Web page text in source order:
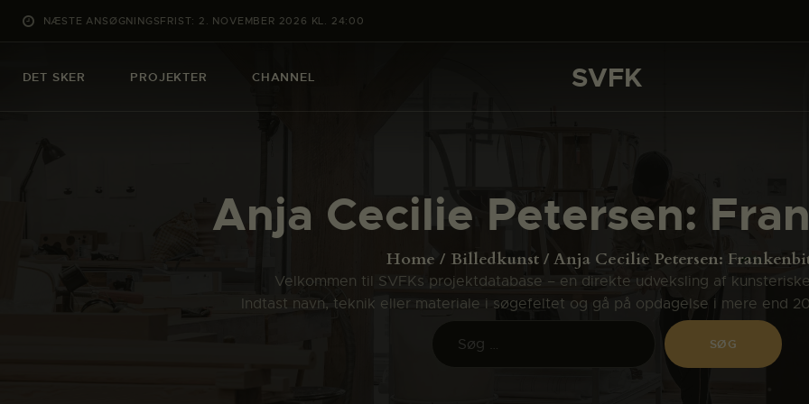
NÆSTE ANSØGNINGSFRIST: 2. NOVEMBER 2026 KL. 24:00
DET SKER PROJEKTER CHANNEL SVFK
Anja Cecilie Petersen:
Home Billedkunst Anja Cecilie Petersen:
Velkommen til SVFKs projektdatabase – en direkte udveksling af
Indtast navn, teknik eller materiale i søgefeltet og gå på opdagelse i mere end
SVFK
PROJEKTER
CHANNEL
OM SVFK
ENGLISH